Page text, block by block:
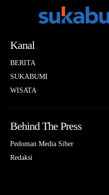
Kanal
BERITA
SUKABUMI
WISATA
Behind The Press
Pedoman Media Siber
Redaksi